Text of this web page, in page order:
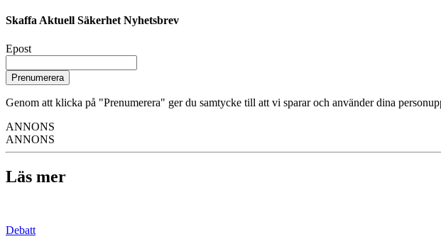
Skaffa Aktuell Säkerhet Nyhetsbrev
Epost
Prenumerera
Genom att klicka på "Prenumerera" ger du samtycke till att vi sparar och använder dina
ANNONS
ANNONS
Läs mer
Debatt